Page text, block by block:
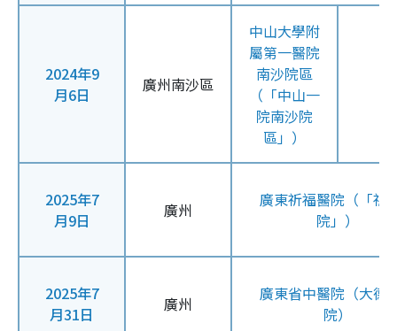
2024年9
月6日
廣州南沙區
中山大學附
屬第一醫院
南沙院區
（「中山一
院南沙院
區」）
2025年7
月9日
廣州
廣東祈福醫院（「祈
院」）
2025年7
月31日
廣州
廣東省中醫院（大德
院）